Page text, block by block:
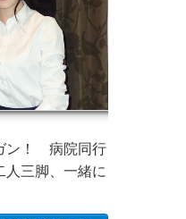
ン！ 病院同行
人三脚、一緒に